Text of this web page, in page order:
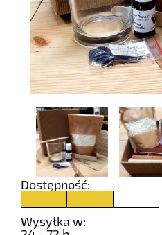
Dostępność:
Wysyłka w: